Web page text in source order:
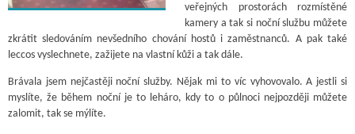
veřejných prostorách rozmístěné
kamery a tak si noční službu můžete
zkrátit sledováním nevšedního chování hostů i zaměstnanců. A pak také
leccos vyslechnete, zažijete na vlastní kůži a tak dále.
Brávala jsem nejčastěji noční služby. Nějak mi to víc vyhovovalo. A jestli si
myslíte, že během noční je to leháro, kdy to o půlnoci nejpozději můžete
zalomit, tak se mýlíte.